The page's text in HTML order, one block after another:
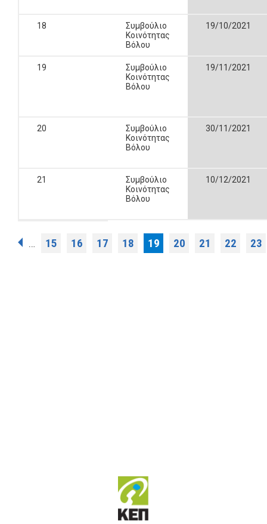
18
Συμβούλιο
Κοινότητας
Βόλου
19/10/2021
19
Συμβούλιο
Κοινότητας
Βόλου
19/11/2021
20
Συμβούλιο
Κοινότητας
Βόλου
30/11/2021
21
Συμβούλιο
Κοινότητας
Βόλου
10/12/2021
Σελίδες
… 15 16 17 18 19 20 21 22 23